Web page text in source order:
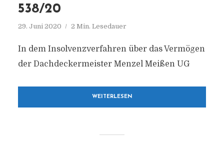
538/20
29. Juni 2020 2 Min. Lesedauer
In dem Insolvenzverfahren über das Vermögen
der Dachdeckermeister Menzel Meißen UG
WEITERLESEN